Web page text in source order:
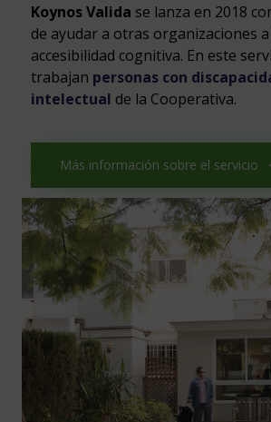
Koynos Valida se lanza en 2018
de ayudar a otras organizaciones
accesibilidad cognitiva. En este
trabajan personas con
intelectual de la Cooperativa.
Más información sobre el servicio